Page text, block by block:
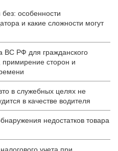
особенности
и какие сложности могут
ВС РФ для гражданского
примирение сторон и
в служебных целях не
в качестве водителя
недостатков товара